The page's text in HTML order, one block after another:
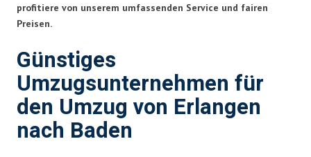
profitiere von unserem umfassenden Service und fairen
Preisen.
Günstiges
Umzugsunternehmen für
den Umzug von Erlangen
nach Baden